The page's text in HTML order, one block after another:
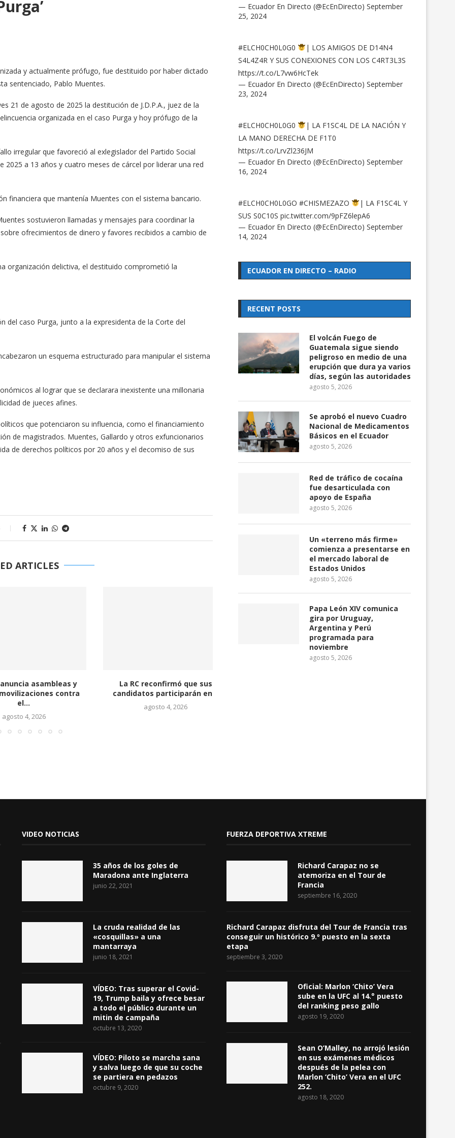
y actualmente prófugo, fue destituido por haber dictado
sentenciado, Pablo Muentes.
21 de agosto de 2025 la destitución de J.D.P.A., juez de la
organizada en el caso Purga y hoy prófugo de la
irregular que favoreció al exlegislador del Partido Social
2025 a 13 años y cuatro meses de cárcel por liderar una red
financiera que mantenía Muentes con el sistema bancario.
sostuvieron llamadas y mensajes para coordinar la
ofrecimientos de dinero y favores recibidos a cambio de
organización delictiva, el destituido comprometió la
del caso Purga, junto a la expresidenta de la Corte del
un esquema estructurado para manipular el sistema
al lograr que se declarara inexistente una millonaria
de jueces afines.
que potenciaron su influencia, como el financiamiento
de magistrados. Muentes, Gallardo y otros exfuncionarios
de derechos políticos por 20 años y el decomiso de sus
ARTICLES
asambleas y
contra
el...
4, 2026
La RC reconfirmó que sus
candidatos participarán en...
agosto 4, 2026
— Ecuador En Directo (@EcEnDirecto) September
25, 2024
#ELCH0CH0L0G0
| LOS AMIGOS DE D14N4
S4L4Z4R Y SUS CONEXIONES CON LOS C4RT3L3S
https://t.co/L7vw6HcTek
— Ecuador En Directo (@EcEnDirecto) September
23, 2024
#ELCH0CH0L0G0
| LA F1SC4L DE LA NACIÓN Y
LA MANO DERECHA DE F1T0
https://t.co/LrvZl236JM
— Ecuador En Directo (@EcEnDirecto) September
16, 2024
#ELCH0CH0L0GO #CHISMEZAZO
| LA F1SC4L Y
SUS S0C10S pic.twitter.com/9pFZ6lepA6
— Ecuador En Directo (@EcEnDirecto) September
14, 2024
ECUADOR EN DIRECTO – RADIO
RECENT POSTS
El volcán Fuego de
Guatemala sigue siendo
peligroso en medio de una
erupción que dura ya varios
días, según las autoridades
agosto 5, 2026
Se aprobó el nuevo Cuadro
Nacional de Medicamentos
Básicos en el Ecuador
agosto 5, 2026
Red de tráfico de cocaína
fue desarticulada con
apoyo de España
agosto 5, 2026
Un «terreno más firme»
comienza a presentarse en
el mercado laboral de
Estados Unidos
agosto 5, 2026
Papa León XIV comunica
gira por Uruguay,
Argentina y Perú
programada para
noviembre
agosto 5, 2026
VIDEO NOTICIAS
35 años de los goles de
Maradona ante Inglaterra
junio 22, 2021
La cruda realidad de las
«cosquillas» a una
mantarraya
junio 18, 2021
VÍDEO: Tras superar el Covid-
19, Trump baila y ofrece besar
a todo el público durante un
mitin de campaña
octubre 13, 2020
VÍDEO: Piloto se marcha sana
y salva luego de que su coche
se partiera en pedazos
octubre 9, 2020
FUERZA DEPORTIVA XTREME
Richard Carapaz no se
atemoriza en el Tour de
Francia
septiembre 16, 2020
Richard Carapaz disfruta del Tour de Francia tras
conseguir un histórico 9.º puesto en la sexta
etapa
septiembre 3, 2020
Oficial: Marlon ‘Chito’ Vera
sube en la UFC al 14.° puesto
del ranking peso gallo
agosto 19, 2020
Sean O’Malley, no arrojó lesión
en sus exámenes médicos
después de la pelea con
Marlon ‘Chito’ Vera en el UFC
252.
agosto 18, 2020